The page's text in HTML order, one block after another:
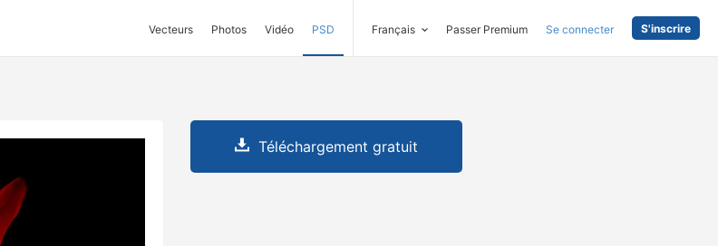
Vecteurs Photos Vidéo PSD Français Passer Premium Se connecter S'inscrire
Téléchargement gratuit